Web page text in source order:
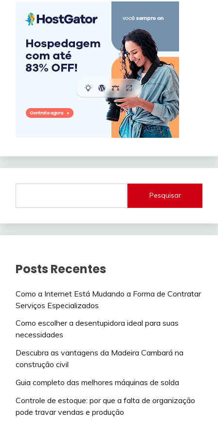
Pesquisar
Posts Recentes
Como a Internet Está Mudando a Forma de Contratar
Serviços Especializados
Como escolher a desentupidora ideal para suas
necessidades
Descubra as vantagens da Madeira Cambará na
construção civil
Guia completo das melhores máquinas de solda
Controle de estoque: por que a falta de organização
pode travar vendas e produção